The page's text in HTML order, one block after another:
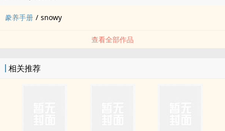
3.随缘更。
豢养手册 / snowy
查看全部作品
相关推荐